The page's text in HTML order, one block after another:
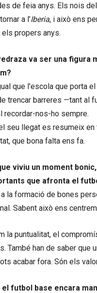
de feia anys. Els nois
a l’Iberia, i això ens
propers anys.
va ser una figura
que l’escola que porta
trencar barreres —tant al
recordar-nos-ho sempre.
seu llegat es resumeix
que bona falta ens fa.
viviu un moment
que afronta el
la formació de bones
Sabent això ens
la puntualitat, el
També han de saber que
acabar fora. Són els
el futbol base encara